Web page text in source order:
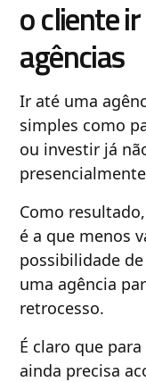
o cliente
agências
Ir até uma
simples como
ou investir já
Como
é a que menos
possibilidade
uma agência
retrocesso.
É claro que
ainda precisa